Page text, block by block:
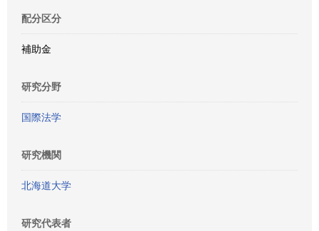
配分区分
補助金
研究分野
国際法学
研究機関
北海道大学
研究代表者